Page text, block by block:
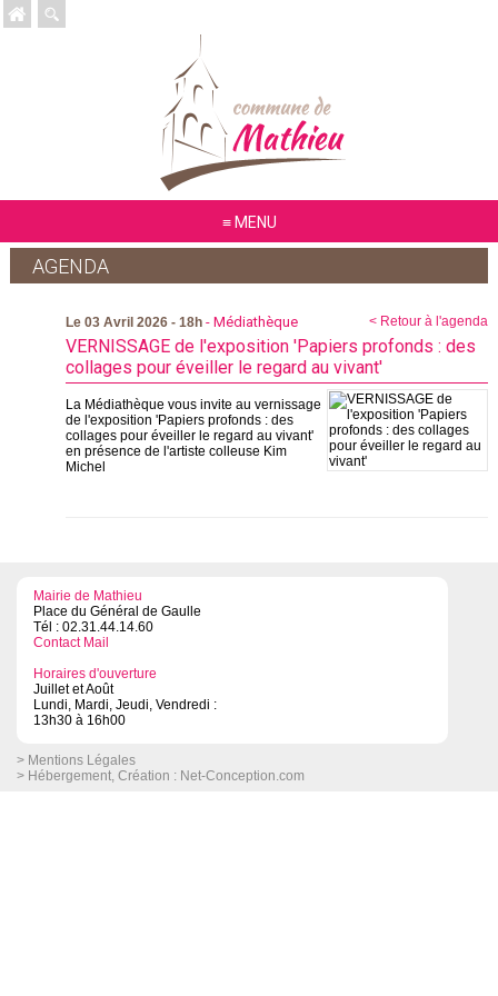
MENU
AGENDA
< Retour à l'agenda
Le 03 Avril 2026 - 18h- Médiathèque
VERNISSAGE de l'exposition 'Papiers profonds : des
collages pour éveiller le regard au vivant'
La Médiathèque vous invite au vernissage
de l'exposition 'Papiers profonds : des
collages pour éveiller le regard au vivant'
en présence de l'artiste colleuse Kim
Michel
Mairie de Mathieu
Place du Général de Gaulle
Tél : 02.31.44.14.60
Contact Mail
Horaires d'ouverture
Juillet et Août
Lundi, Mardi, Jeudi, Vendredi :
13h30 à 16h00
> Mentions Légales
> Hébergement, Création : Net-Conception.com